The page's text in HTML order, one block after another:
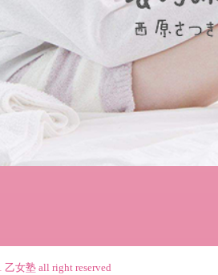
乙女塾all right reserved